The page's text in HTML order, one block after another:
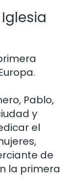
Pablo,
y
el
de
la primera